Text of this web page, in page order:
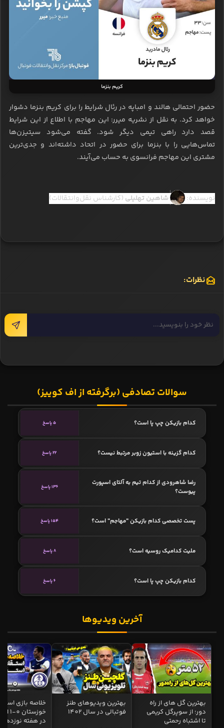
کریم بنزما
حضور احتمالی هالند و امباپه در رئال شرایط را برای کریم بنزما دشوار
خواهد کرد. به نقل از نشریه میرر: این مهاجم با اطلاع از این شرایط
قصد دارد راهی تیمی دیگر شود. گفته می‌شود سیتیزن‌ها
تماس‌هایی را با بنزما برای حضور در اتحاد داشته‌اند و جدی‌ترین
مشتری این مهاجم فرانسوی به حساب می‌آیند.
نویسنده: شاهین تهلیلی (کارشناس نقل‌وانتقالات)
نظرات:
سوالات تصادفی (برگرفته از اف کوییز)
کدام بازیکن چپ پا است؟ 5 پاسخ
کدام گزینه با استیون زوبر مرتبط نیست؟ 22 پاسخ
رضا شاهرودی از کدام تیم به آلتای اسپورت
پیوست؟
136 پاسخ
پست تخصصی کدام بازیکن "مهاجم" است؟ 154 پاسخ
ملیت کدامیک روسیه است؟ 8 پاسخ
کدام بازیکن چپ پا است؟ 6 پاسخ
آخرین ویدیوها
بهترین گل های از راه
دور؛ از سوپرگل کریمی
تا اشتباه رحمتی
بهترین ویدیوهای طنز
فوتبالی در سال 1402
خلاصه بازی
در هفته نوزدهم